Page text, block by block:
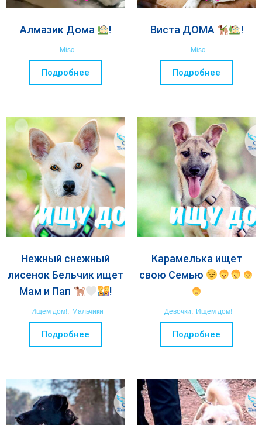
Алмазик Дома !
Misc
Подробнее
Виста ДОМА !
Misc
Подробнее
Нежный снежный
лисенок Бельчик ищет
Мам и Пап
!
Ищем дом!, Мальчики
Подробнее
Карамелька ищет
свою Семью
Девочки, Ищем дом!
Подробнее